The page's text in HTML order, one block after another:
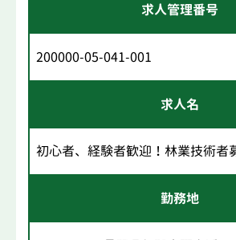
求人管理番号
200000-05-041-001
求人名
初心者、経験者歓迎！林業技術者
勤務地